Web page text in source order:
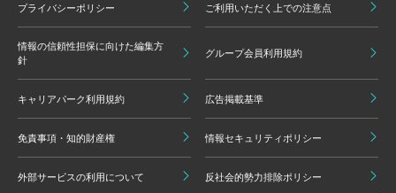
プライバシーポリシー ご利用いただく上での注意点
情報の信頼性担保に向けた編集方
針
グループ会員利用規約
キャリアパーク利用規約 広告掲載基準
免責事項・知的財産権 情報セキュリティポリシー
外部サービスの利用について 反社会的勢力排除ポリシー